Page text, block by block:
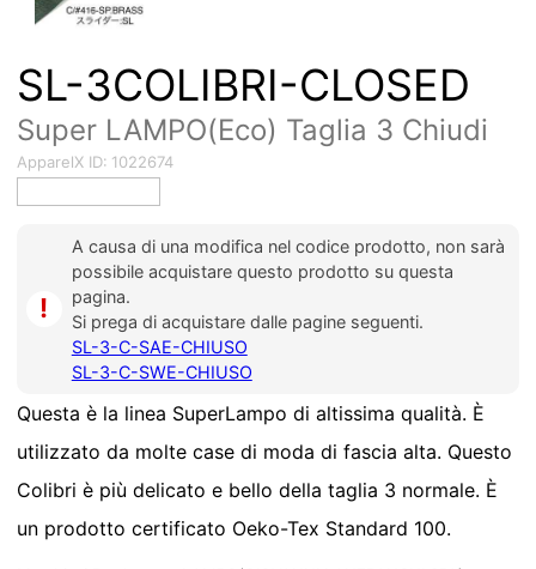
SL-3COLIBRI-CLOSED
Super LAMPO(Eco) Taglia 3 Chiudi
ApparelX ID: 1022674
io
A causa di una modifica nel codice prodotto, non sarà
possibile acquistare questo prodotto su questa
pagina.
Si prega di acquistare dalle pagine seguenti.
SL-3-C-SAE-CHIUSO
SL-3-C-SWE-CHIUSO
Questa è la linea SuperLampo di altissima qualità. È
utilizzato da molte case di moda di fascia alta. Questo
Colibri è più delicato e bello della taglia 3 normale. È
un prodotto certificato Oeko-Tex Standard 100.